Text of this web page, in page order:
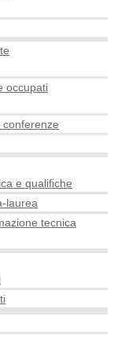
occupati
e qualifiche
laurea
tecnica